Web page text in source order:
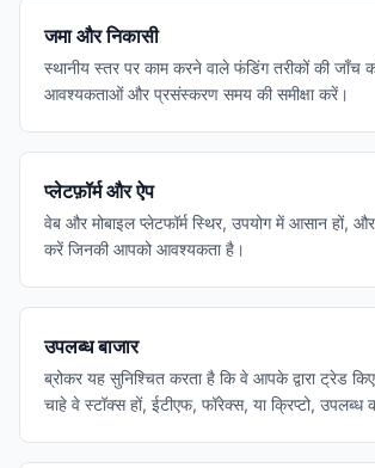
जमा और निकासी
स्थानीय स्तर पर काम करने वाले फंडिंग तरीकों की जाँच
आवश्यकताओं और प्रसंस्करण समय की समीक्षा करें।
प्लेटफ़ॉर्म और ऐप
वेब और मोबाइल प्लेटफॉर्म स्थिर, उपयोग में आसान हों,
करें जिनकी आपको आवश्यकता है।
उपलब्ध बाजार
ब्रोकर यह सुनिश्चित करता है कि वे आपके द्वारा ट्रेड
चाहे वे स्टॉक्स हों, ईटीएफ, फॉरेक्स, या क्रिप्टो, उपलब्ध